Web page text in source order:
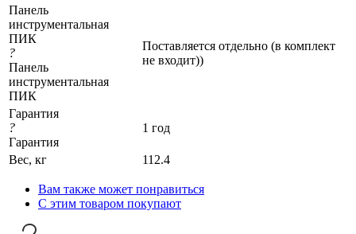
Панель
инструментальная
ПИК
?
Панель
инструментальная
ПИК
Поставляется отдельно (в комплект
не входит))
Гарантия
?
Гарантия
1 год
Вес, кг 112.4
Вам также может понравиться
С этим товаром покупают